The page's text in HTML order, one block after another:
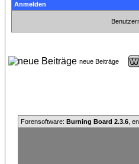
Anmelden
neue Beiträge
Forensoftware: Burning Board 2.3.6 ,